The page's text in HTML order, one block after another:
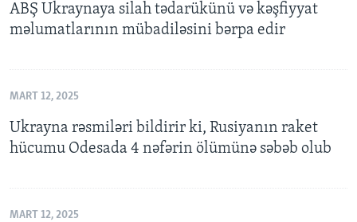
ABŞ Ukraynaya silah tədarükünü və kəşfiyyat
məlumatlarının mübadiləsini bərpa edir
MART 12, 2025
Ukrayna rəsmiləri bildirir ki, Rusiyanın raket
hücumu Odesada 4 nəfərin ölümünə səbəb olub
MART 12, 2025